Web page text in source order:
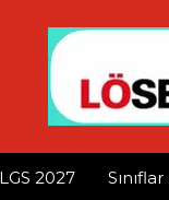
LGS 2027 Sınıflar